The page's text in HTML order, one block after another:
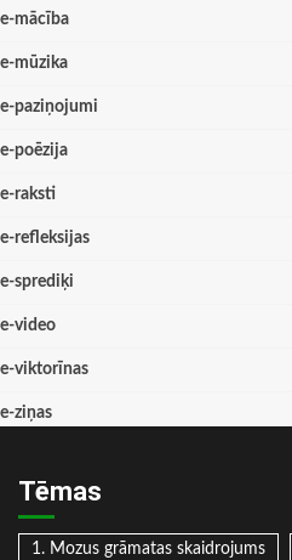
e-mācība
e-mūzika
e-paziņojumi
e-poēzija
e-raksti
e-refleksijas
e-sprediķi
e-video
e-viktorīnas
e-ziņas
Tēmas
1. Mozus grāmatas skaidrojums